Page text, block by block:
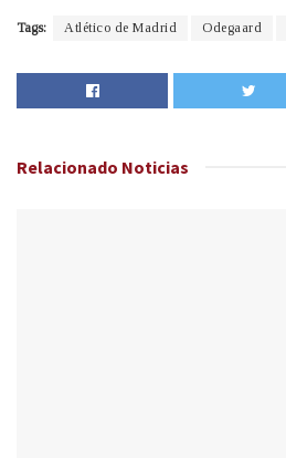
Tags: Atlético de Madrid Odegaard
Relacionado Noticias